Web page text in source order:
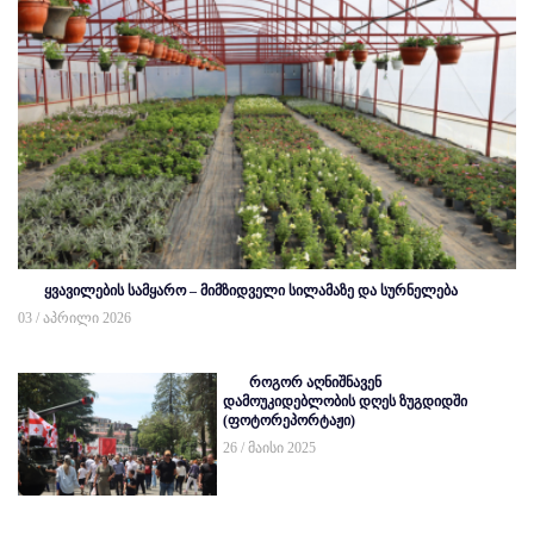
ყვავილების სამყარო – მიმზიდველი სილამაზე და სურნელება
03 / აპრილი 2026
როგორ აღნიშნავენ
დამოუკიდებლობის დღეს ზუგდიდში
(ფოტორეპორტაჟი)
26 / მაისი 2025